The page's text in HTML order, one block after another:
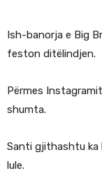
Ish-banorja e Big
feston ditëlindjen.
Përmes
shumta.
Santi gjithashtu ka
lule.